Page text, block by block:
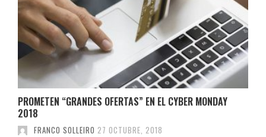
PROMETEN “GRANDES OFERTAS” EN EL CYBER MONDAY
2018
FRANCO SOLLEIRO 27 OCTUBRE, 2018